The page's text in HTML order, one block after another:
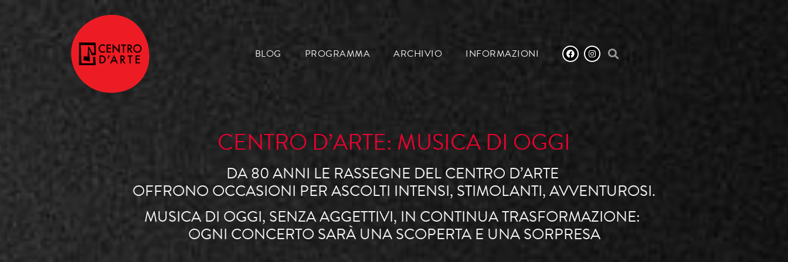
BLOG PROGRAMMA ARCHIVIO INFORMAZIONI
CENTRO D’ARTE: MUSICA DI OGGI
DA 80 ANNI LE RASSEGNE DEL CENTRO D’ARTE
OFFRONO OCCASIONI PER ASCOLTI INTENSI, STIMOLANTI, AVVENTUROSI.
MUSICA DI OGGI, SENZA AGGETTIVI, IN CONTINUA TRASFORMAZIONE:
OGNI CONCERTO SARÀ UNA SCOPERTA E UNA SORPRESA